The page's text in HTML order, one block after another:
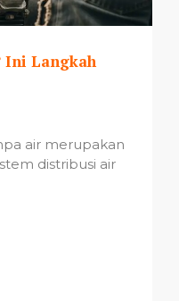
Ini Langkah
air merupakan
distribusi air